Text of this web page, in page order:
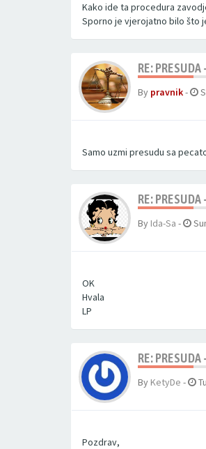
Kako ide ta procedura
Sporno je vjerojatno bilo što
RE:
By pravnik-
Samo uzmi presudu sa
RE:
By Ida-Sa -
OK
Hvala
LP
RE:
By KetyDe -
Pozdrav,